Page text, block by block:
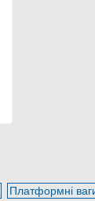
Платформні